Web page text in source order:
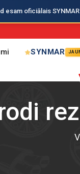
esam oficiālais
SYNMAR